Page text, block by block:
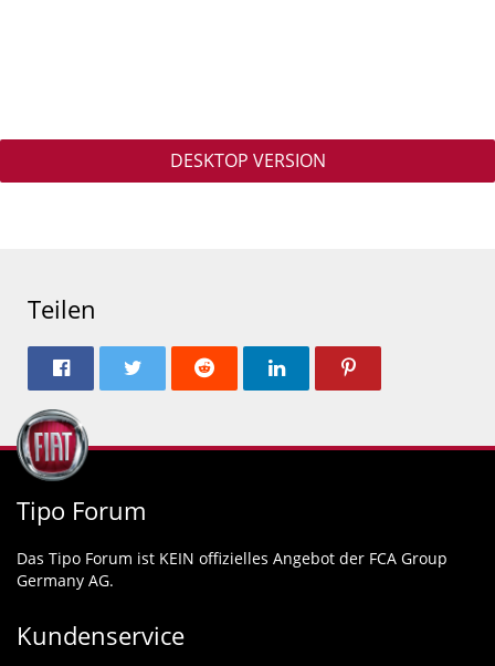
DESKTOP VERSION
Teilen
Tipo Forum
Das Tipo Forum ist KEIN offizielles Angebot der FCA Group
Germany AG.
Kundenservice